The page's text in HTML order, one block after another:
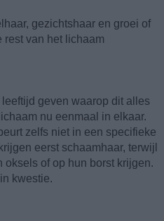
gezichtshaar en groei of
rest van het lichaam
geven waarop dit alles
nu eenmaal in elkaar.
zelfs niet in een specifieke
eerst schaamhaar, terwijl
oksels of op hun borst krijgen.
kwestie.